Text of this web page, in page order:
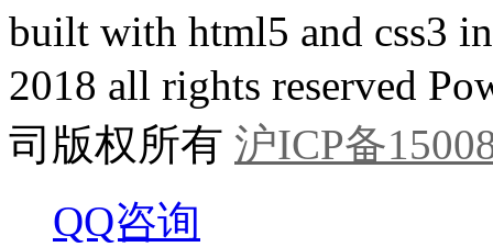
built with html5 and css3
2018 all rights reserved
司版权所有 沪ICP备
QQ咨询